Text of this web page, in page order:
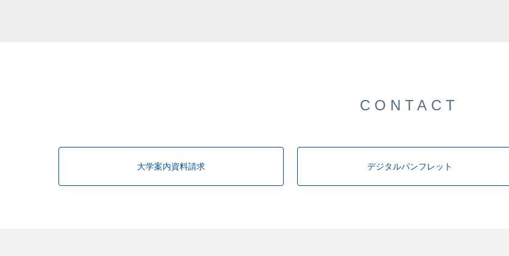
CONTACT
大学案内資料請求 デジタルパンフレット